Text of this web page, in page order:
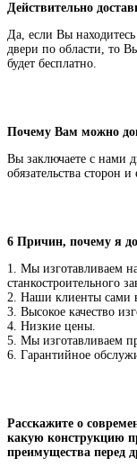
Действительно
Да, если Вы
двери по области, то
будет бесплатно.
Почему Вам можно
Вы заключаете с нами
обязательства сторон
6 Причин, почему я
1. Мы изготавливаем
станкостроительного
2. Наши клиенты сами
3. Высокое качество
4. Низкие цены.
5. Мы изготавливаем
6. Гарантийное
Расскажите о
какую конструкцию
преимущества перед